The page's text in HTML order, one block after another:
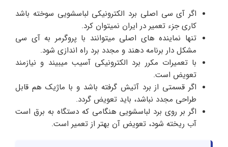
اگر آی سی اصلی برد الکترونیکی لباسشویی سوخته باشد
کاری جزء تعمیر در ایران نمیتوان کرد.
تنها نماینده های اصلی میتوانند با پروگرمر به آی سی
مشکل دار برنامه دهند و مجدد برد راه اندازی شود.
با تعمیرات مکرر برد الکترونیکی آسیب میبیند و نیازمند
تعویض است.
اگر قسمتی از برد آتیش گرفته باشد و با ماژیک هم قابل
طراحی مجدد نباشد، باید تعویض گردد.
اگر بر روی برد لباسشویی هنگامی که دستگاه به برق است
آب ریخته شود، تعویض آن بهتر از تعمیر است.